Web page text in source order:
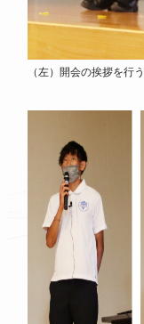
（左）開会の挨拶を行